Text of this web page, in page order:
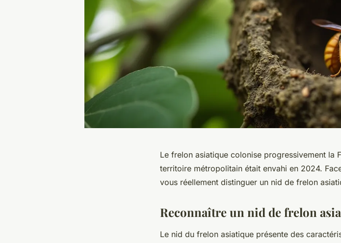
Le frelon asiatique colonise progressivement la
territoire métropolitain était envahi en 2024.
vous réellement distinguer un nid de frelon
Reconnaître un nid de frelon
Le nid du frelon asiatique présente des